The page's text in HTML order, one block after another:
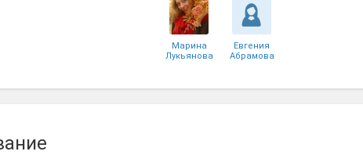
Марина
Лукьянова
Евгения
Абрамова